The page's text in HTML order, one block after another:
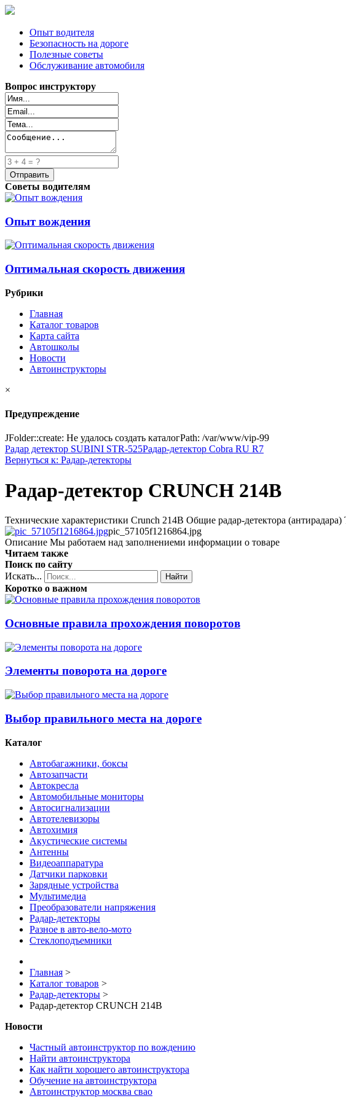
Опыт водителя
Безопасность на дороге
Полезные советы
Обслуживание автомобиля
Вопрос инструктору
Советы водителям
Опыт вождения
Оптимальная скорость движения
Рубрики
Главная
Каталог товаров
Карта сайта
Автошколы
Новости
Автоинструкторы
×
Предупреждение
JFolder::create: Не удалось создать каталогPath: /var/www/vip-99
Радар детектор SUBINI STR-525Радар-детектор Cobra RU R7
Вернуться к: Радар-детекторы
Радар-детектор CRUNCH 214B
Технические характеристики Crunch 214B Общие радар-детектора
pic_57105f1216864.jpg
Описание Мы работаем над заполнениеми информации о товаре
Читаем также
Поиск по сайту
Искать...
Найти
Коротко о важном
Основные правила прохождения поворотов
Элементы поворота на дороге
Выбор правильного места на дороге
Каталог
Автобагажники, боксы
Автозапчасти
Автокресла
Автомобильные мониторы
Автосигнализации
Автотелевизоры
Автохимия
Акустические системы
Антенны
Видеоаппаратура
Датчики парковки
Зарядные устройства
Мультимедиа
Преобразователи напряжения
Радар-детекторы
Разное в авто-вело-мото
Стеклоподъемники
Главная >
Каталог товаров >
Радар-детекторы >
Радар-детектор CRUNCH 214B
Новости
Частный автоинструктор по вождению
Найти автоинструктора
Как найти хорошего автоинструктора
Обучение на автоинструктора
Автоинструктор москва свао